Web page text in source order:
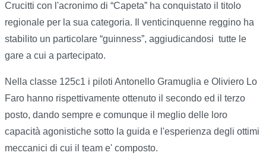
Crucitti con l'acronimo di “Capeta” ha conquistato il titolo
regionale per la sua categoria. Il venticinquenne reggino ha
stabilito un particolare “guinness”, aggiudicandosi tutte le
gare a cui a partecipato.
Nella classe 125c1 i piloti Antonello Gramuglia e Oliviero Lo
Faro hanno rispettivamente ottenuto il secondo ed il terzo
posto, dando sempre e comunque il meglio delle loro
capacità agonistiche sotto la guida e l'esperienza degli ottimi
meccanici di cui il team e' composto.